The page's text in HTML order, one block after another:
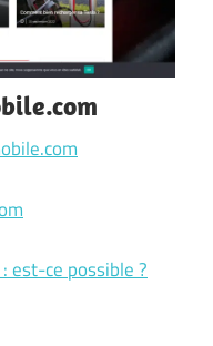
est-ce possible ?